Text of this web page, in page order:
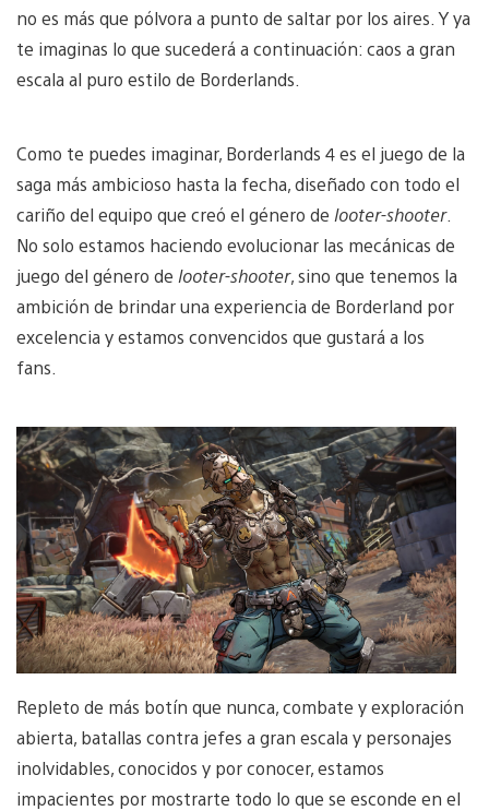
no es más que pólvora a punto de saltar por los aires. Y ya
te imaginas lo que sucederá a continuación: caos a gran
escala al puro estilo de Borderlands.
Como te puedes imaginar, Borderlands 4 es el juego de la
saga más ambicioso hasta la fecha, diseñado con todo el
cariño del equipo que creó el género de looter-shooter.
No solo estamos haciendo evolucionar las mecánicas de
juego del género de looter-shooter, sino que tenemos la
ambición de brindar una experiencia de Borderland por
excelencia y estamos convencidos que gustará a los
fans.
Repleto de más botín que nunca, combate y exploración
abierta, batallas contra jefes a gran escala y personajes
inolvidables, conocidos y por conocer, estamos
impacientes por mostrarte todo lo que se esconde en el